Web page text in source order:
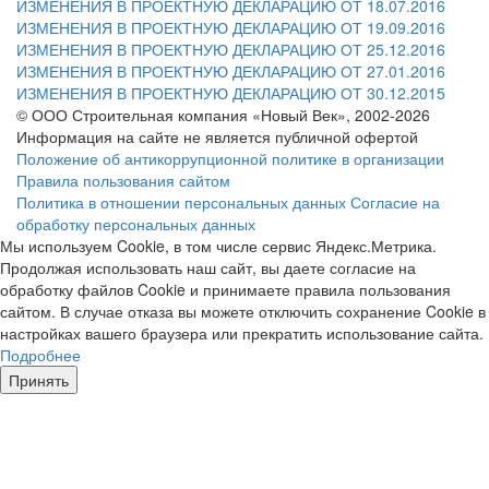
ИЗМЕНЕНИЯ В ПРОЕКТНУЮ ДЕКЛАРАЦИЮ ОТ 18.07.2016
ИЗМЕНЕНИЯ В ПРОЕКТНУЮ ДЕКЛАРАЦИЮ ОТ 19.09.2016
ИЗМЕНЕНИЯ В ПРОЕКТНУЮ ДЕКЛАРАЦИЮ ОТ 25.12.2016
ИЗМЕНЕНИЯ В ПРОЕКТНУЮ ДЕКЛАРАЦИЮ ОТ 27.01.2016
ИЗМЕНЕНИЯ В ПРОЕКТНУЮ ДЕКЛАРАЦИЮ ОТ 30.12.2015
© ООО Строительная компания «Новый Век», 2002-2026
Информация на сайте не является публичной офертой
Положение об антикоррупционной политике в организации
Правила пользования сайтом
Политика в отношении персональных данных Согласие на
обработку персональных данных
Мы используем Cookie, в том числе сервис Яндекс.Метрика.
Продолжая использовать наш сайт, вы даете согласие на
обработку файлов Cookie и принимаете правила пользования
сайтом. В случае отказа вы можете отключить сохранение Cookie в
настройках вашего браузера или прекратить использование сайта.
Подробнее
Принять